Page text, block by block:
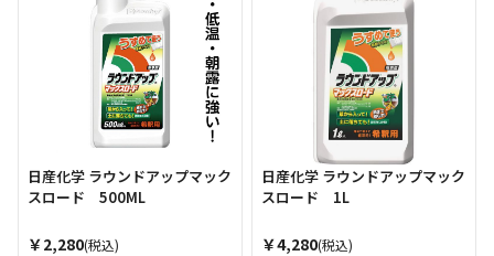
日産化学 ラウンドアップマック
スロード 500ML
￥2,280(税込)
日産化学 ラウンドアップマック
スロード 1L
￥4,280(税込)